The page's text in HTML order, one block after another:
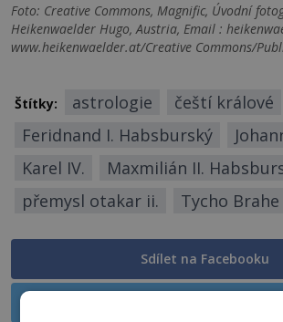
Foto: Creative Commons, Magnific, Úvodní
Heikenwaelder Hugo, Austria, Email :
www.heikenwaelder.at/Creative Commons/
Štítky: astrologie
čeští králové
Feridnand I. Habsburský
Karel IV.
Maxmilián II.
přemysl otakar ii.
Tycho Brahe
Sdílet na Facebooku